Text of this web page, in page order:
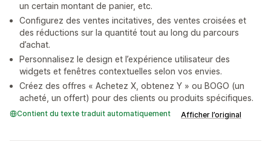
un certain montant de panier, etc.
Configurez des ventes incitatives, des ventes croisées et
des réductions sur la quantité tout au long du parcours
d’achat.
Personnalisez le design et l’expérience utilisateur des
widgets et fenêtres contextuelles selon vos envies.
Créez des offres « Achetez X, obtenez Y » ou BOGO (un
acheté, un offert) pour des clients ou produits spécifiques.
Contient du texte traduit automatiquement Afficher l’original